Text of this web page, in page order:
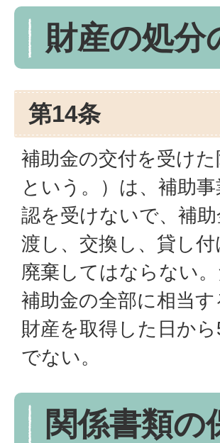
財産の処分
第14条
補助金の交付を受け
という。）は、補助
認を受けないで、補
渡し、交換し、貸し
廃棄してはならない
補助金の全部に相当
財産を取得した日か
でない。
関係書類の